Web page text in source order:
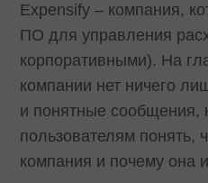
Expensify – компания,
ПО для управления
корпоративными). На
компании нет ничего
и понятные сообщения,
пользователям понять,
компания и почему она